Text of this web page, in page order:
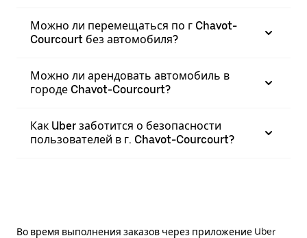
Можно ли перемещаться по г Chavot-
Courcourt без автомобиля?
Можно ли арендовать автомобиль в
городе Chavot-Courcourt?
Как Uber заботится о безопасности
пользователей в г. Chavot-Courcourt?
Во время выполнения заказов через приложение Uber